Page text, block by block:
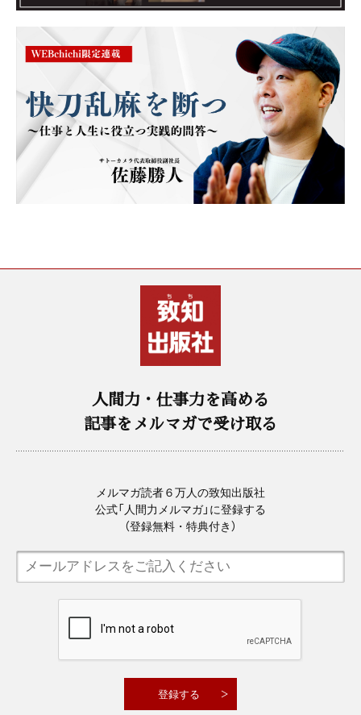
人間力・仕事力を高める
記事をメルマガで受け取る
メルマガ読者６万人の致知出版社
公式「人間力メルマガ」に登録する
（登録無料・特典付き）